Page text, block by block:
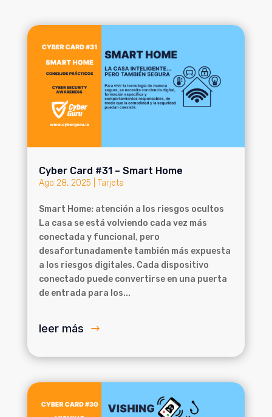
Cyber Card #31 – Smart Home
Ago 28, 2025 Tarjeta
Smart Home: atención a los riesgos ocultos
La casa se está volviendo cada vez más
conectada y funcional, pero
desafortunadamente también más expuesta
a los riesgos digitales. Cada dispositivo
conectado puede convertirse en una puerta
de entrada para los...
leer más